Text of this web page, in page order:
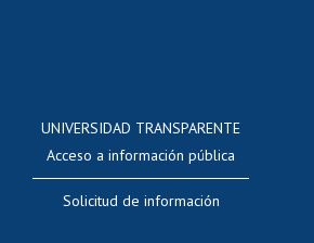
UNIVERSIDAD TRANSPARENTE
Acceso a información pública
Solicitud de información